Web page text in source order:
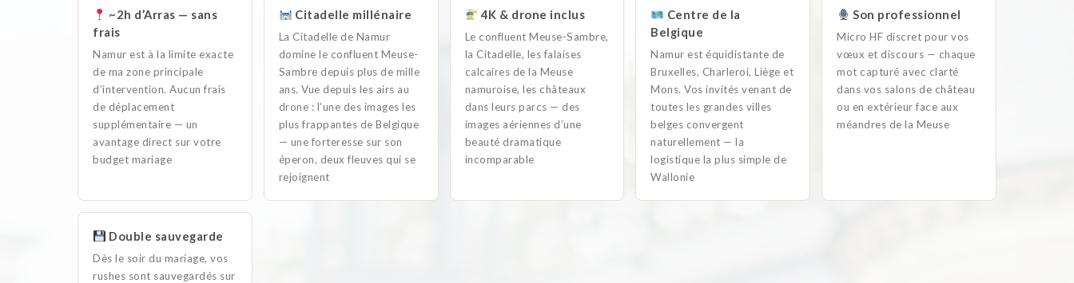
~2h d’Arras — sans
frais
Namur est à la limite exacte
de ma zone principale
d’intervention. Aucun frais
de déplacement
supplémentaire — un
avantage direct sur votre
budget mariage
Citadelle millénaire
La Citadelle de Namur
domine le confluent Meuse-
Sambre depuis plus de mille
ans. Vue depuis les airs au
drone : l’une des images les
plus frappantes de Belgique
— une forteresse sur son
éperon, deux fleuves qui se
rejoignent
4K & drone inclus
Le confluent Meuse-Sambre,
la Citadelle, les falaises
calcaires de la Meuse
namuroise, les châteaux
dans leurs parcs — des
images aériennes d’une
beauté dramatique
incomparable
Centre de la
Belgique
Namur est équidistante de
Bruxelles, Charleroi, Liège et
Mons. Vos invités venant de
toutes les grandes villes
belges convergent
naturellement — la
logistique la plus simple de
Wallonie
Son professionnel
Micro HF discret pour vos
vœux et discours — chaque
mot capturé avec clarté
dans vos salons de château
ou en extérieur face aux
méandres de la Meuse
Double sauvegarde
Dès le soir du mariage, vos
rushes sont sauvegardés sur